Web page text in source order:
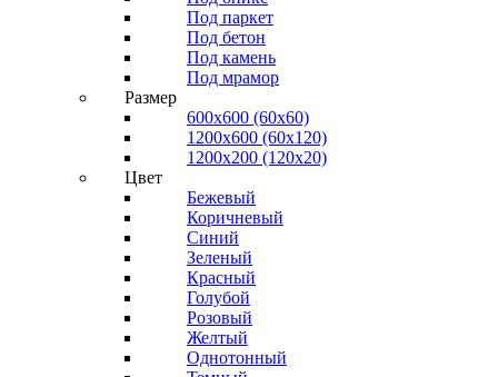
Под паркет
Под бетон
Под камень
Под мрамор
Размер
600х600 (60х60)
1200х600 (60х120)
1200х200 (120x20)
Цвет
Бежевый
Коричневый
Синий
Зеленый
Красный
Голубой
Розовый
Желтый
Однотонный